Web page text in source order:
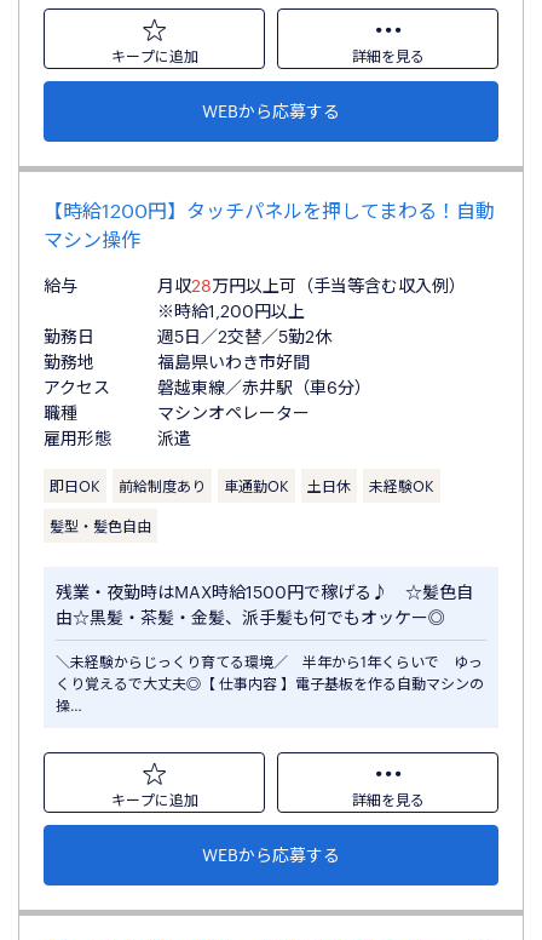
キープに追加 詳細を見る
WEBから応募する
【時給1200円】タッチパネルを押してまわる！自動
マシン操作
給与 月収28万円以上可（手当等含む収入例）
※時給1,200円以上
勤務日
週5日／2交替／5勤2休
勤務地
福島県いわき市好間
アクセス
磐越東線／赤井駅（車6分）
職種
マシンオペレーター
雇用形態
派遣
即日OK 前給制度あり 車通勤OK 土日休 未経験OK
髪型・髪色自由
残業・夜勤時はMAX時給1500円で稼げる♪ ☆髪色自
由☆黒髪・茶髪・金髪、派手髪も何でもオッケー◎
＼未経験からじっくり育てる環境／ 半年から1年くらいで ゆっ
くり覚えるで大丈夫◎【 仕事内容 】電子基板を作る自動マシンの
操…
キープに追加 詳細を見る
WEBから応募する